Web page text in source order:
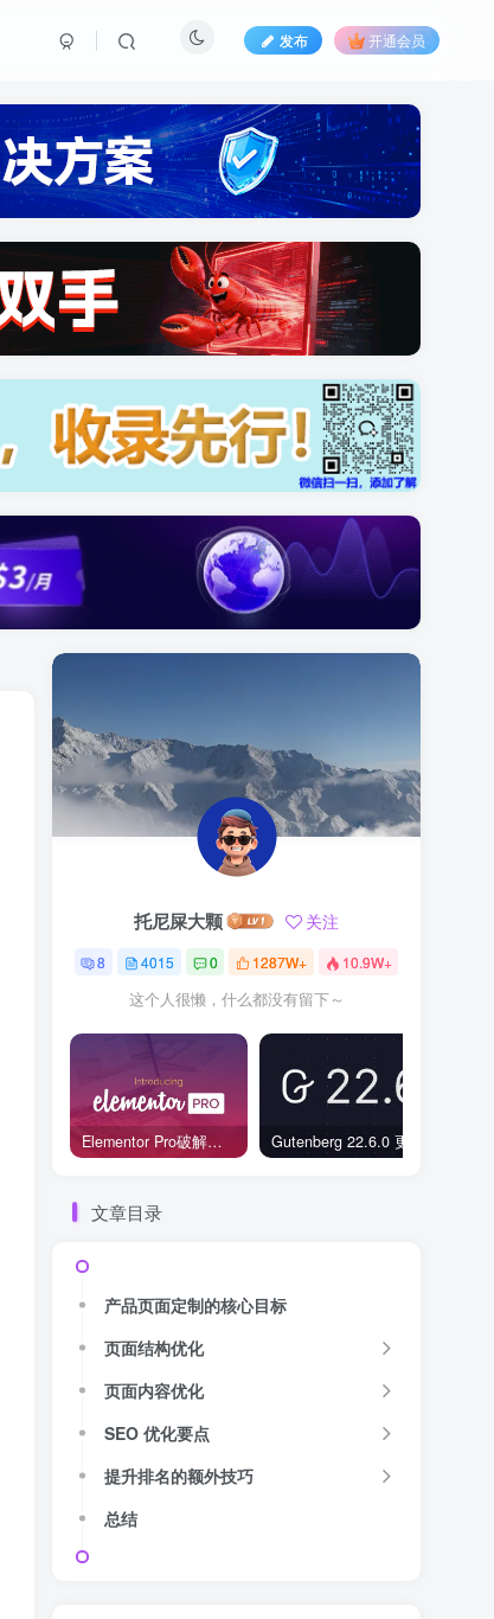
发布 开通会员
托尼屎大颗 关注
8 4015 0 1287W+ 10.9W+
这个人很懒，什么都没有留下～
Elementor Pro破解版还能用吗？2026年常见风险与后果盘点
文章目录
产品页面定制的核心目标
页面结构优化
页面内容优化
SEO 优化要点
提升排名的额外技巧
总结